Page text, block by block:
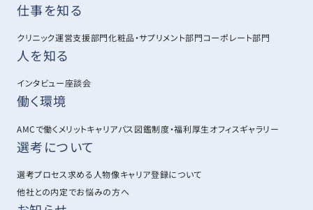
仕事を知る
クリニック運営支援部門化粧品・サプリメント部門コーポレート部門
人を知る
インタビュー座談会
働く環境
AMCで働くメリットキャリアパス図鑑制度・福利厚生オフィスギャラリー
選考について
選考プロセス求める人物像キャリア登録について
他社との内定でお悩みの方へ